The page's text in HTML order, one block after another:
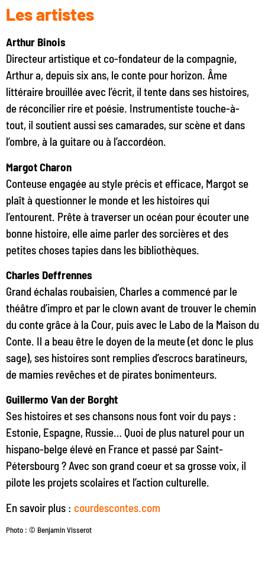
Les artistes
Arthur Binois
Directeur artistique et co-fondateur de la compagnie,
Arthur a, depuis six ans, le conte pour horizon. Âme
littéraire brouillée avec l’écrit, il tente dans ses histoires,
de réconcilier rire et poésie. Instrumentiste touche-à-
tout, il soutient aussi ses camarades, sur scène et dans
l’ombre, à la guitare ou à l’accordéon.
Margot Charon
Conteuse engagée au style précis et efficace, Margot se
plaît à questionner le monde et les histoires qui
l’entourent. Prête à traverser un océan pour écouter une
bonne histoire, elle aime parler des sorcières et des
petites choses tapies dans les bibliothèques.
Charles Deffrennes
Grand échalas roubaisien, Charles a commencé par le
théâtre d’impro et par le clown avant de trouver le chemin
du conte grâce à la Cour, puis avec le Labo de la Maison du
Conte. Il a beau être le doyen de la meute (et donc le plus
sage), ses histoires sont remplies d’escrocs baratineurs,
de mamies revêches et de pirates bonimenteurs.
Guillermo Van der Borght
Ses histoires et ses chansons nous font voir du pays :
Estonie, Espagne, Russie… Quoi de plus naturel pour un
hispano-belge élevé en France et passé par Saint-
Pétersbourg ? Avec son grand coeur et sa grosse voix, il
pilote les projets scolaires et l’action culturelle.
En savoir plus : courdescontes.com
Photo : © Benjamin Visserot